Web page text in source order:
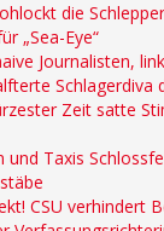
die
„Sea-Eye“
Journalisten,
Schlagerdiva
Zeit satte
und Taxis
CSU verhindert